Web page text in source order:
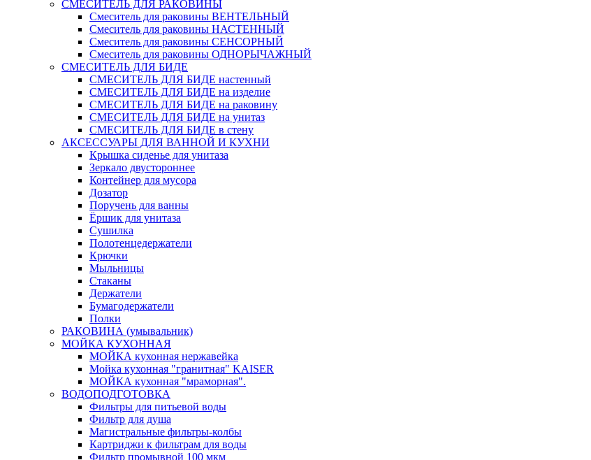
СМЕСИТЕЛЬ ДЛЯ РАКОВИНЫ
Смеситель для раковины ВЕНТЕЛЬНЫЙ
Смеситель для раковины НАСТЕННЫЙ
Смеситель для раковины СЕНСОРНЫЙ
Смеситель для раковины ОДНОРЫЧАЖНЫЙ
СМЕСИТЕЛЬ ДЛЯ БИДЕ
СМЕСИТЕЛЬ ДЛЯ БИДЕ настенный
СМЕСИТЕЛЬ ДЛЯ БИДЕ на изделие
СМЕСИТЕЛЬ ДЛЯ БИДЕ на раковину
СМЕСИТЕЛЬ ДЛЯ БИДЕ на унитаз
СМЕСИТЕЛЬ ДЛЯ БИДЕ в стену
АКСЕССУАРЫ ДЛЯ ВАННОЙ И КУХНИ
Крышка сиденье для унитаза
Зеркало двустороннее
Контейнер для мусора
Дозатор
Поручень для ванны
Ёршик для унитаза
Сушилка
Полотенцедержатели
Крючки
Мыльницы
Стаканы
Держатели
Бумагодержатели
Полки
РАКОВИНА (умывальник)
МОЙКА КУХОННАЯ
МОЙКА кухонная нержавейка
Мойка кухонная "гранитная" KAISER
МОЙКА кухонная "мраморная".
ВОДОПОДГОТОВКА
Фильтры для питьевой воды
Фильтр для душа
Магистральные фильтры-колбы
Картриджи к фильтрам для воды
Фильтр промывной 100 мкм